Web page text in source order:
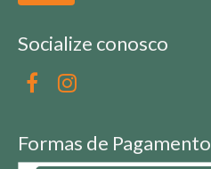
Socialize conosco
Formas de Pagamento